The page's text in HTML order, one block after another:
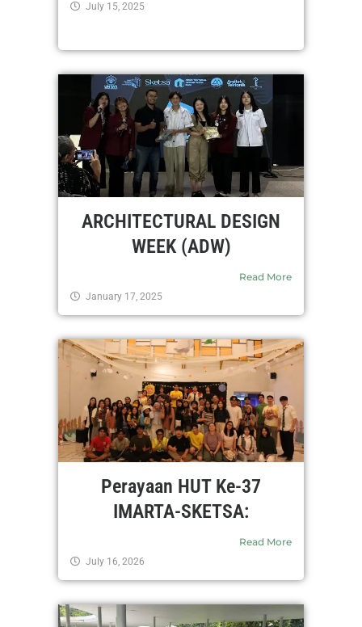
July 15, 2025
ARCHITECTURAL DESIGN
WEEK (ADW)
Read More
January 17, 2025
Perayaan HUT Ke-37
IMARTA-SKETSA:
Read More
July 16, 2026